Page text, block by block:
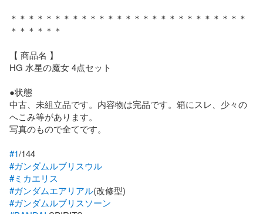
＊＊＊＊＊＊＊＊＊＊＊＊＊＊＊＊＊＊＊＊＊＊＊＊＊＊＊
＊＊＊＊＊＊
【 商品名 】
HG 水星の魔女 4点セット
●状態
中古、未組立品です。内容物は完品です。箱にスレ、少々の
へこみ等があります。
写真のもので全てです。
#1
#ガンダムルブリスウル
#ミカエリス
#ガンダムエアリアル
#ガンダムルブリスソーン